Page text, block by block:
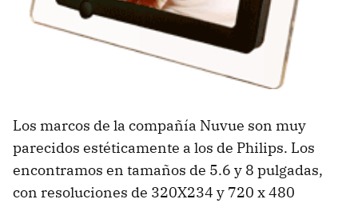
Los marcos de la compañía Nuvue son muy
parecidos estéticamente a los de Philips. Los
encontramos en tamaños de 5.6 y 8 pulgadas,
con resoluciones de 320X234 y 720 x 480